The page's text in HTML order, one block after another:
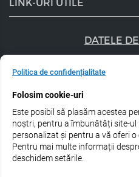
DATELE
+40 747
Urmărește-ne pe
Politica de confidențialitate
Folosim cookie-uri
Este posibil să plasăm acestea
noștri, pentru a îmbunătăți site-
personalizat și pentru a vă oferi o
Pentru mai multe informații
deschidem setările.